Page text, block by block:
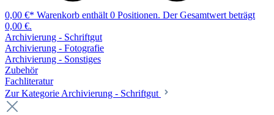
0,00 €* Warenkorb enthält 0 Positionen. Der Gesamtwert beträgt
0,00 €.
Archivierung - Schriftgut
Archivierung - Fotografie
Archivierung - Sonstiges
Zubehör
Fachliteratur
Zur Kategorie Archivierung - Schriftgut